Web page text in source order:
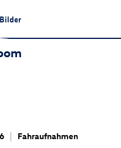
Bilder
Fahraufnahmen